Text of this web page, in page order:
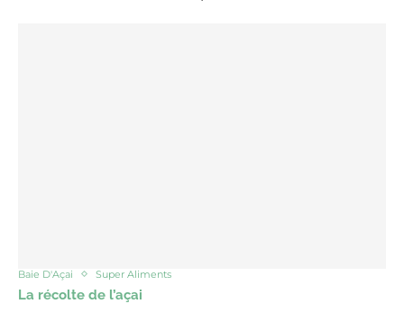
Baie D'Açai Super Aliments
La récolte de l’açai